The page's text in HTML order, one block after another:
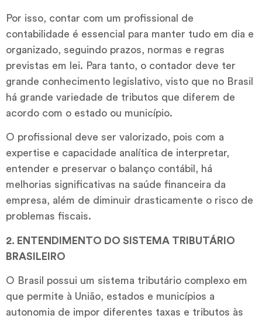
Por isso, contar com um profissional de
contabilidade é essencial para manter tudo em dia e
organizado, seguindo prazos, normas e regras
previstas em lei. Para tanto, o contador deve ter
grande conhecimento legislativo, visto que no Brasil
há grande variedade de tributos que diferem de
acordo com o estado ou município.
O profissional deve ser valorizado, pois com a
expertise e capacidade analítica de interpretar,
entender e preservar o balanço contábil, há
melhorias significativas na saúde financeira da
empresa, além de diminuir drasticamente o risco de
problemas fiscais.
2. ENTENDIMENTO DO SISTEMA TRIBUTÁRIO
BRASILEIRO
O Brasil possui um sistema tributário complexo em
que permite à União, estados e municípios a
autonomia de impor diferentes taxas e tributos às